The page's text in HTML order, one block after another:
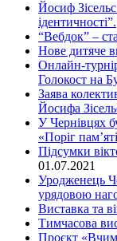
Йосиф
ідентичності”.
“Вебдок” –
Нове дитяче
Онлайн-
Голокост на
Заява
Йосифа
У Чернівцях
«Поріг
Підсумки
01.07.2021
Уродженець
урядовою
Виставка та
Тимчасова
Проєкт